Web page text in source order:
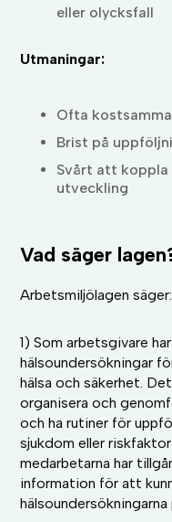
eller olycksfall
Utmaningar:
Ofta
Brist på
Svårt att
utveckling
Vad säger
Arbetsmiljölagen säger:
1) Som arbetsgivare
hälsoundersökningar
hälsa och säkerhet.
organisera och
och ha rutiner för
sjukdom eller
medarbetarna har
information för att